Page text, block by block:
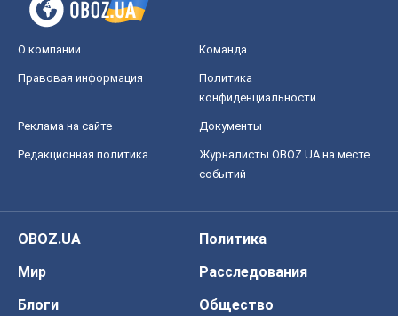
О компании Команда
Правовая информация
Политика
конфиденциальности
Реклама на сайте Документы
Редакционная политика
Журналисты OBOZ.UA на месте
событий
OBOZ.UA
Политика
Мир
Расследования
Блоги
Общество